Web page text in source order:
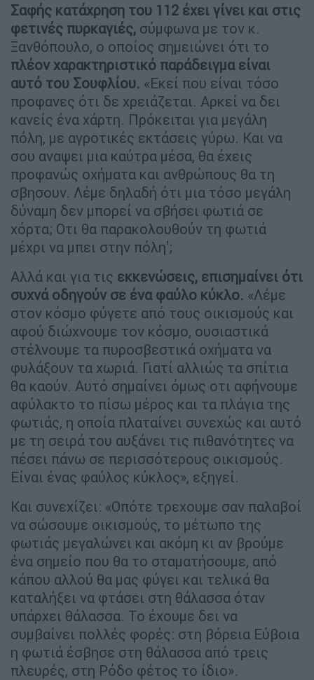
Σαφής κατάχρηση του 112 έχει γίνει και στις
φετινές πυρκαγιές, σύμφωνα με τον κ.
Ξανθόπουλο, ο οποίος σημειώνει ότι το
πλέον χαρακτηριστικό παράδειγμα είναι
αυτό του Σουφλίου. «Εκεί που είναι τόσο
προφανες ότι δε χρειάζεται. Αρκεί να δει
κανείς ένα χάρτη. Πρόκειται για μεγάλη
πόλη, με αγροτικές εκτάσεις γύρω. Και να
σου αναψει μια καύτρα μέσα, θα έχεις
προφανώς οχήματα και ανθρώπους θα τη
σβησουν. Λέμε δηλαδή ότι μια τόσο μεγάλη
δύναμη δεν μπορεί να σβήσει φωτιά σε
χόρτα; Οτι θα παρακολουθούν τη φωτιά
μέχρι να μπει στην πόλη';
Αλλά και για τις εκκενώσεις, επισημαίνει ότι
συχνά οδηγούν σε ένα φαύλο κύκλο. «Λέμε
στον κόσμο φύγετε από τους οικισμούς και
αφού διώχνουμε τον κόσμο, ουσιαστικά
στέλνουμε τα πυροσβεστικά οχήματα να
φυλάξουν τα χωριά. Γιατί αλλιώς τα σπίτια
θα καούν. Αυτό σημαίνει όμως οτι αφήνουμε
αφύλακτο το πίσω μέρος και τα πλάγια της
φωτιάς, η οποία πλαταίνει συνεχώς και αυτό
με τη σειρά του αυξάνει τις πιθανότητες να
πέσει πάνω σε περισσότερους οικισμούς.
Είναι ένας φαύλος κύκλος», εξηγεί.
Και συνεχίζει: «Οπότε τρεχουμε σαν παλαβοί
να σώσουμε οικισμούς, το μέτωπο της
φωτιάς μεγαλώνει και ακόμη κι αν βρούμε
ένα σημείο που θα το σταματήσουμε, από
κάπου αλλού θα μας φύγει και τελικά θα
καταλήξει να φτάσει στη θάλασσα όταν
υπάρχει θάλασσα. Το έχουμε δει να
συμβαίνει πολλές φορές: στη βόρεια Εύβοια
η φωτιά έσβησε στη θάλασσα από τρεις
πλευρές, στη Ρόδο φέτος το ίδιο».